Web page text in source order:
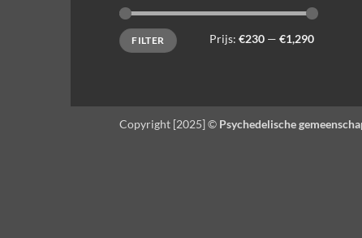
Min.
prijs
Max.
prijsFILTER Prijs: €230 — €1,290
Copyright [2025] © Psychedelische